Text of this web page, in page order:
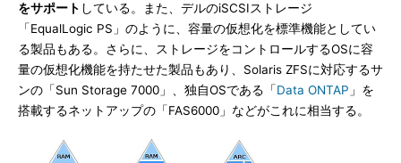
をサポート している。また、デルのiSCSIストレージ
「EqualLogic PS」のように、容量の仮想化を標準機能としてい
る製品もある。さらに、ストレージをコントロールするOSに容
量の仮想化機能を持たせた製品もあり、Solaris ZFSに対応するサ
ンの「Sun Storage 7000」、独自OSである「Data ONTAP 」を
搭載するネットアップの「FAS6000」などがこれに相当する。